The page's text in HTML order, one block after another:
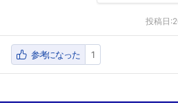
投稿日:
参考になった 1